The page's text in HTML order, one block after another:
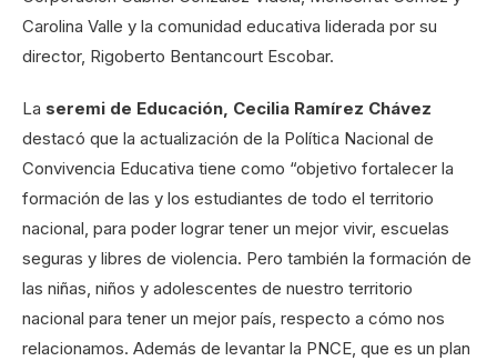
Carolina Valle y la comunidad educativa liderada por su
director, Rigoberto Bentancourt Escobar.
La seremi de Educación, Cecilia Ramírez Chávez
destacó que la actualización de la Política Nacional de
Convivencia Educativa tiene como “objetivo fortalecer la
formación de las y los estudiantes de todo el territorio
nacional, para poder lograr tener un mejor vivir, escuelas
seguras y libres de violencia. Pero también la formación de
las niñas, niños y adolescentes de nuestro territorio
nacional para tener un mejor país, respecto a cómo nos
relacionamos. Además de levantar la PNCE, que es un plan